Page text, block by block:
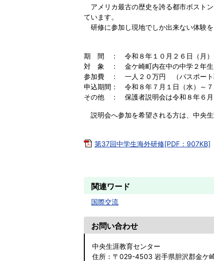
アメリカ最古の歴史を誇る都市ボスト
ています。
研修に参加し現地でしか出来ない体験を
期 間 ： 令和８年１０月２６日（月）
対 象 ： 金ケ崎町内在中の中学２年
参加費 ： 一人２０万円 （パスポート
申込期間： 令和８年７月１日（水）～７
その他 ： 保護者説明会は令和８年６月
説明会へ参加を希望される方は、中央
第37回中学生海外研修[PDF：907KB]
関連ワード
国際交流
お問い合わせ
中央生涯教育センター
住所 ：〒029-4503 岩手県胆沢郡金ケ